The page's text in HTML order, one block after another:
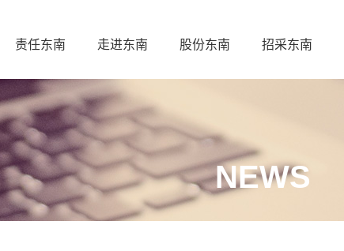
责任东南 走进东南 股份东南 招采东南
NEWS